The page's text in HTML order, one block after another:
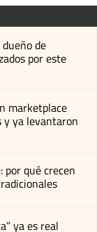
de
por este
marketplace
y ya levantaron
qué crecen
ya es real